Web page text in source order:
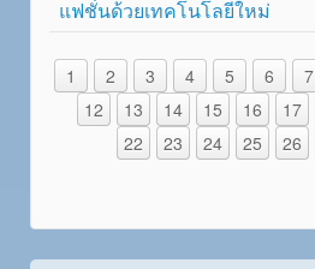
แฟชั่นด้วยเทคโนโลยีใหม่
1 2 3 4 5 6 7
12
13 14 15 16 17
22
23 24 25 26